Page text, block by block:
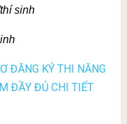
sinh
ĐĂNG KÝ THI NĂNG
ĐẦY ĐỦ CHI TIẾT